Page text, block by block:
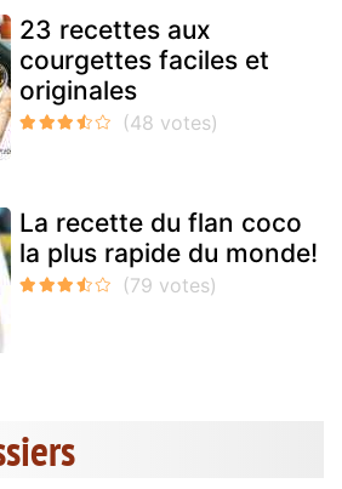
23 recettes aux
courgettes faciles et
originales
La recette du flan coco
la plus rapide du monde!